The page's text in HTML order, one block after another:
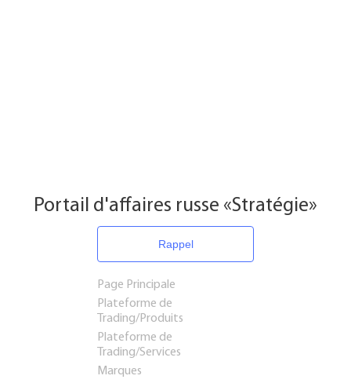
Portail d'affaires russe «Stratégie»
Rappel
Page Principale
Plateforme de
Trading/Produits
Plateforme de
Trading/Services
Marques